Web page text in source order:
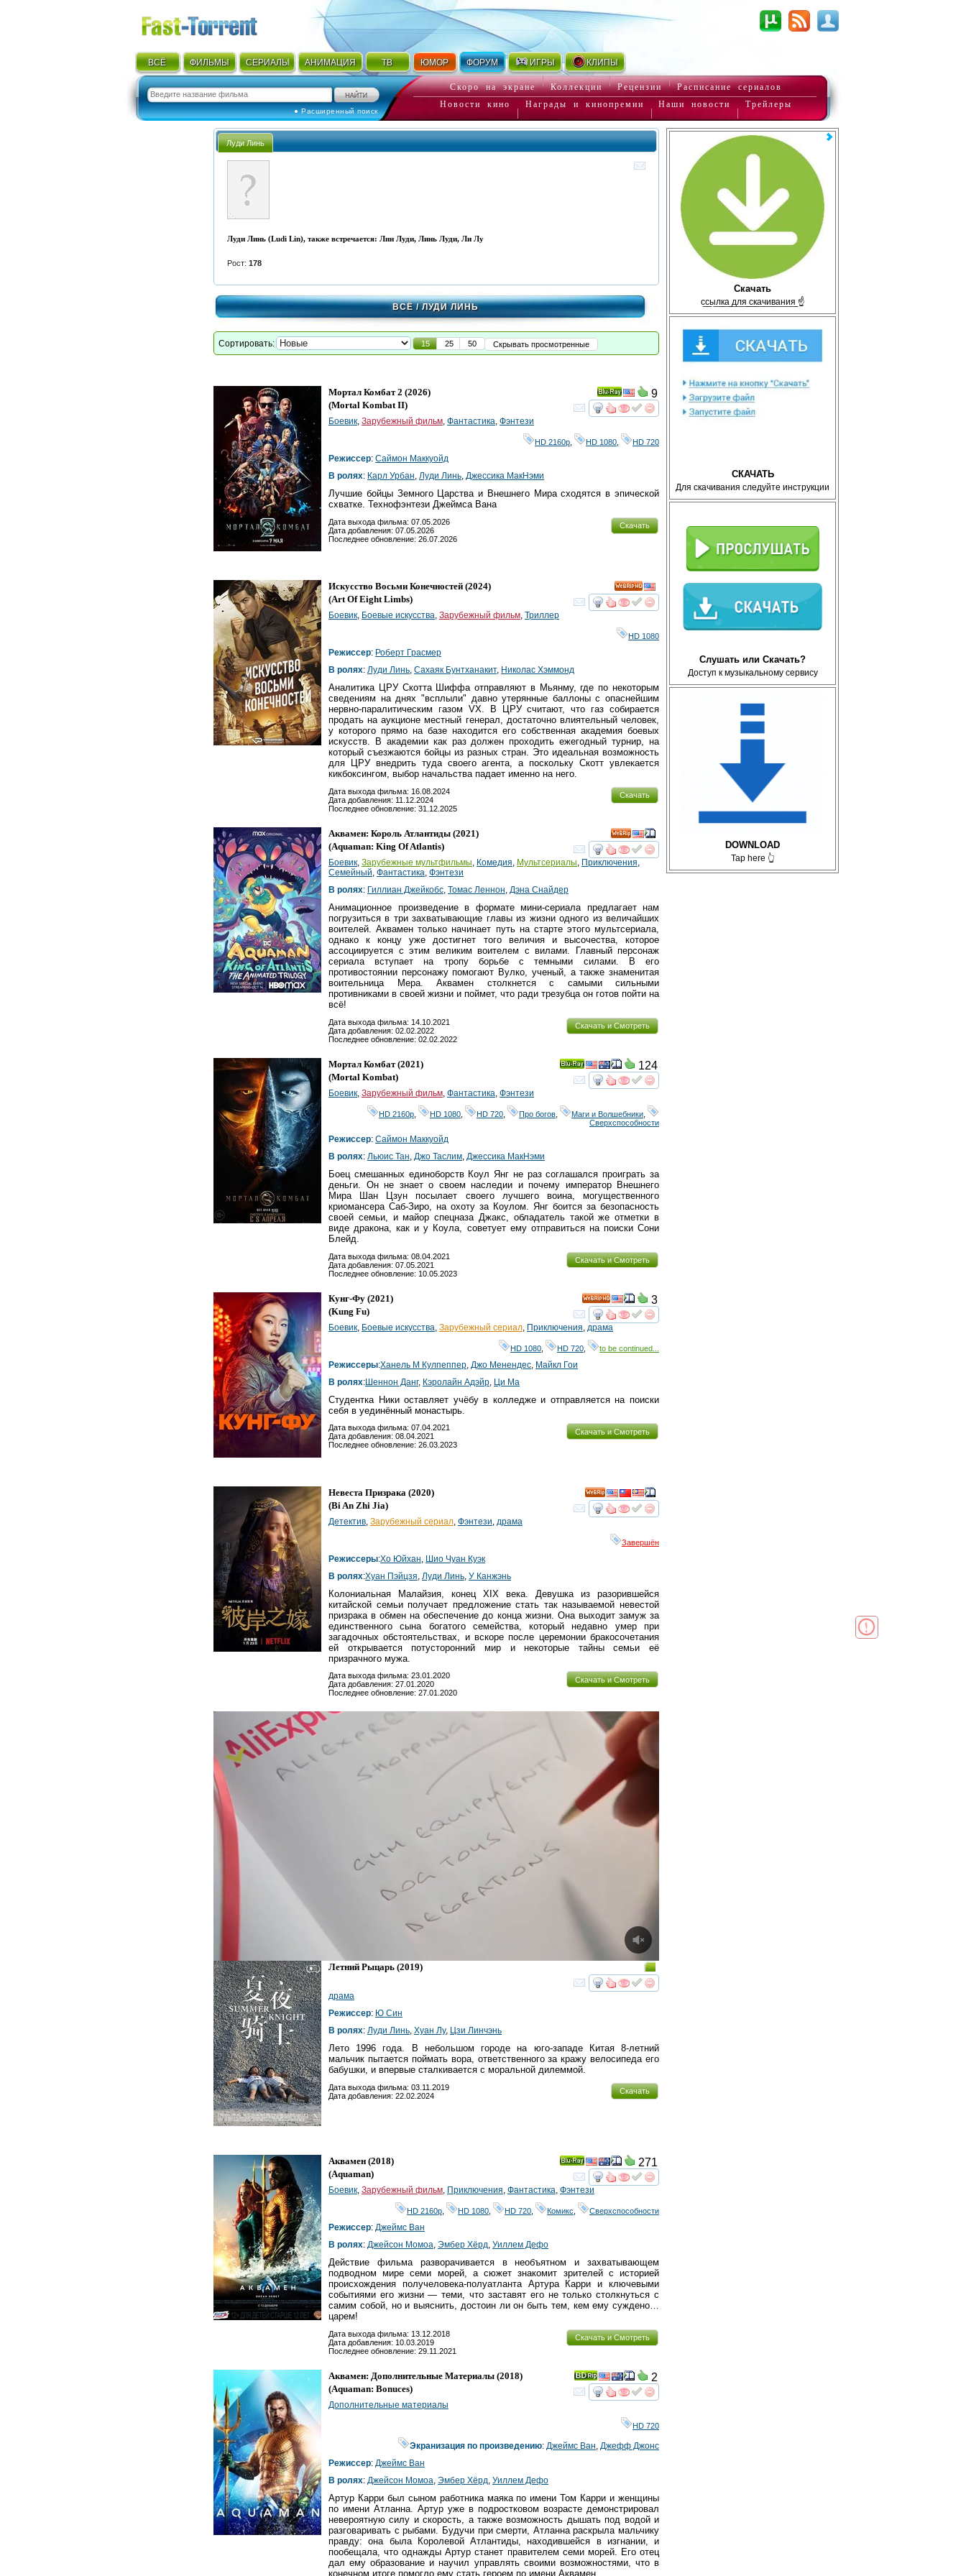
ВСЁ ФИЛЬМЫ СЕРИАЛЫ АНИМАЦИЯ ТВ ЮМОР ФОРУМ ИГРЫ КЛИПЫ
● Расширенный поиск
Скоро на экране Коллекции Рецензии
Расписание сериалов
Новости кино
Награды и кинопремии Наши новости Трейлеры
Скачать
с̲с̲ы̲л̲к̲а̲ ̲д̲л̲я̲ ̲с̲к̲а̲ч̲и̲в̲а̲н̲и̲я̲ ☝
СКАЧАТЬ
Для скачивания следуйте инструкции
Слушать или Скачать?
Доступ к музыкальному сервису
DOWNLOAD
Tap here 👆
Луди Линь
Луди Линь (Ludi Lin), также встречается: Лин Луди, Линь Луди, Ли Лу
Рост: 178
ВСЁ/ ЛУДИ ЛИНЬ
Сортировать: 15 25 50 Скрывать просмотренные
смотретьинтересует
Ray
9
Мортал Комбат 2 (2026)
(Mortal Kombat II)
Боевик, Зарубежный фильм, Фантастика, Фэнтези
HD 2160р HD 1080 HD 720
Режиссер: Саймон Маккуойд
В ролях: Карл Урбан, Луди Линь, Джессика МакНэми
Лучшие бойцы Земного Царства и Внешнего Мира сходятся в эпической
схватке. Технофэнтези Джеймса Вана
Скачать
Дата выхода фильма: 07.05.2026
Дата добавления: 07.05.2026
Последнее обновление: 26.07.2026
смотретьинтересует
HD
Искусство Восьми Конечностей (2024)
(Art Of Eight Limbs)
Боевик, Боевые искусства, Зарубежный фильм, Триллер
HD 1080
Режиссер: Роберт Грасмер
В ролях: Луди Линь, Сахаяк Бунтханакит, Николас Хэммонд
Аналитика ЦРУ Скотта Шиффа отправляют в Мьянму, где по некоторым
сведениям на днях "всплыли" давно утерянные баллоны с опаснейшим
нервно-паралитическим газом VX. В ЦРУ считают, что газ собирается
продать на аукционе местный генерал, достаточно влиятельный человек,
у которого прямо на базе находится его собственная академия боевых
искусств. В академии как раз должен проходить ежегодный турнир, на
который съезжаются бойцы из разных стран. Это идеальная возможность
для ЦРУ внедрить туда своего агента, а поскольку Скотт увлекается
кикбоксингом, выбор начальства падает именно на него.
Скачать
Дата выхода фильма: 16.08.2024
Дата добавления: 11.12.2024
Последнее обновление: 31.12.2025
смотретьинтересует
Аквамен: Король Атлантиды (2021)
(Aquaman: King Of Atlantis)
Боевик, Зарубежные мультфильмы, Комедия, Мультсериалы, Приключения,
Семейный, Фантастика, Фэнтези
В ролях: Гиллиан Джейкобс, Томас Леннон, Дэна Снайдер
Анимационное произведение в формате мини-сериала предлагает нам
погрузиться в три захватывающие главы из жизни одного из величайших
воителей. Аквамен только начинает путь на старте этого мультсериала,
однако к концу уже достигнет того величия и высочества, которое
ассоциируется с этим великим воителем с вилами. Главный персонаж
сериала вступает на тропу борьбе с темными силами. В его
противостоянии персонажу помогают Вулко, ученый, а также знаменитая
воительница Мера. Аквамен столкнется с самыми сильными
противниками в своей жизни и поймет, что ради трезубца он готов пойти на
всё!
Скачать и Смотреть
Дата выхода фильма: 14.10.2021
Дата добавления: 02.02.2022
Последнее обновление: 02.02.2022
смотретьинтересует
124
Мортал Комбат(2021)
(Mortal Kombat)
Боевик Зарубежный фильм Фантастика Фэнтези
HD 2160р HD 1080 HD 720 Про богов Маги и Волшебники
Сверхспособности
Режиссер: Саймон Маккуойд
В ролях: Льюис Тан Джо Таслим Джессика МакНэми
Боец смешанных единоборств Коул Янг не раз соглашался проиграть за
деньги. Он не знает о своем наследии и почему император Внешнего
Мира Шан Цзун посылает своего лучшего воина, могущественного
криомансера Саб-Зиро, на охоту за Коулом. Янг боится за безопасность
своей семьи, и майор спецназа Джакс, обладатель такой же отметки в
виде дракона, как и у Коула, советует ему отправиться на поиски Сони
Блейд.
Скачать и Смотреть
Дата выхода фильма: 08.04.2021
Дата добавления: 07.05.2021
Последнее обновление: 10.05.2023
смотретьинтересует
HD
3
Кунг-Фу (2021)
(Kung Fu)
Боевик Боевые искусства Зарубежный сериал Приключения драма
HD 1080 HD 720 to be continued...
Режиссеры:Ханель М Кулпеппер Джо Менендес Майкл Гои
В ролях:Шеннон Данг, Кэролайн Адэйр Ци Ма
Студентка Ники оставляет учёбу в колледже и отправляется на поиски
себя в уединённый монастырь.
Скачать и Смотреть
Дата выхода фильма: 07.04.2021
Дата добавления: 08.04.2021
Последнее обновление: 26.03.2023
смотретьинтересует
Невеста Призрака (2020)
(Bi An Zhi Jia)
Детектив Зарубежный сериал Фэнтези драма
Завершён
Режиссеры:Хо Юйхан Шио Чуан Куэк
В ролях:Хуан Пэйцзя Луди Линь У Канжэнь
Колониальная Малайзия, конец XIX века. Девушка из разорившейся
китайской семьи получает предложение стать так называемой невестой
призрака в обмен на обеспечение до конца жизни. Она выходит замуж за
единственного сына богатого семейства, который недавно умер при
загадочных обстоятельствах, и вскоре после церемонии бракосочетания
ей открывается потусторонний мир и некоторые тайны семьи её
призрачного мужа.
Скачать и Смотреть
Дата выхода фильма: 23.01.2020
Дата добавления: 27.01.2020
Последнее обновление: 27.01.2020
смотретьинтересует
Летний Рыцарь (2019)
драма
Режиссер: Ю Син
В ролях: Луди Линь, Хуан Лу, Цзи Линчэнь
Лето 1996 года. В небольшом городе на юго-западе Китая 8-летний
мальчик пытается поймать вора, ответственного за кражу велосипеда его
бабушки, и впервые сталкивается с моральной дилеммой.
Скачать
Дата выхода фильма: 03.11.2019
Дата добавления: 22.02.2024
смотретьинтересует
Ray
271
Аквамен (2018)
(Aquaman)
Боевик, Зарубежный фильм, Приключения, Фантастика, Фэнтези
HD 2160р HD 1080 HD 720 Комикс Сверхспособности
Режиссер: Джеймс Ван
В ролях: Джейсон Момоа, Эмбер Хёрд, Уиллем Дефо
Действие фильма разворачивается в необъятном и захватывающем
подводном мире семи морей, а сюжет знакомит зрителей с историей
происхождения получеловека-полуатланта Артура Карри и ключевыми
событиями его жизни — теми, что заставят его не только столкнуться с
самим собой, но и выяснить, достоин ли он быть тем, кем ему суждено…
царем!
Скачать и Смотреть
Дата выхода фильма: 13.12.2018
Дата добавления: 10.03.2019
Последнее обновление: 29.11.2021
смотретьинтересует
2
Аквамен: Дополнительные Материалы (2018)
(Aquaman: Bonuces)
Дополнительные материалы
HD 720
Экранизация по произведению: Джеймс Ван, Джефф Джонс
Режиссер: Джеймс Ван
В ролях: Джейсон Момоа, Эмбер Хёрд, Уиллем Дефо
Артур Карри был сыном работника маяка по имени Том Карри и женщины
по имени Атланна. Артур уже в подростковом возрасте демонстрировал
невероятную силу и скорость, а также возможность дышать под водой и
разговаривать с рыбами. Будучи при смерти, Атланна раскрыла мальчику
правду: она была Королевой Атлантиды, находившейся в изгнании, и
пообещала, что однажды Артур станет правителем семи морей. Его отец
дал ему образование и научил управлять своими возможностями, что в
конечном итоге помогло ему стать героем по имени Аквамен.